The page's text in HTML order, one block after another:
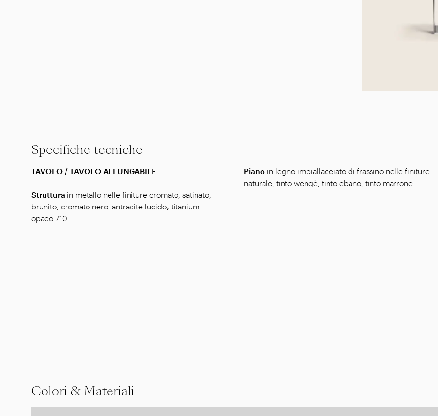
Specifiche tecniche
TAVOLO / TAVOLO ALLUNGABILE
Struttura in metallo nelle finiture cromato, satinato,
brunito, cromato nero, antracite lucido, titanium
opaco 710
Piano in legno impiallacciato di frassino nelle finiture
naturale, tinto wengè, tinto ebano, tinto marrone
Colori & Materiali